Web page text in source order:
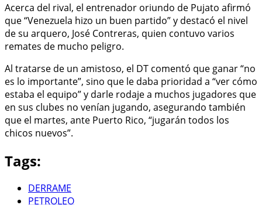
Acerca del rival, el entrenador oriundo de Pujato afirmó
que “Venezuela hizo un buen partido” y destacó el nivel
de su arquero, José Contreras, quien contuvo varios
remates de mucho peligro.
Al tratarse de un amistoso, el DT comentó que ganar “no
es lo importante”, sino que le daba prioridad a “ver cómo
estaba el equipo” y darle rodaje a muchos jugadores que
en sus clubes no venían jugando, asegurando también
que el martes, ante Puerto Rico, “jugarán todos los
chicos nuevos”.
Tags:
DERRAME
PETROLEO